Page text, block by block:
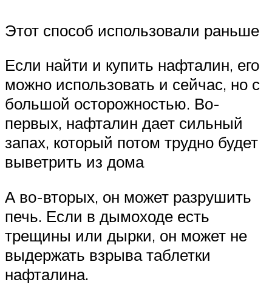
Этот способ использовали раньше
Если найти и купить нафталин, его
можно использовать и сейчас, но с
большой осторожностью. Во-
первых, нафталин дает сильный
запах, который потом трудно будет
выветрить из дома
А во-вторых, он может разрушить
печь. Если в дымоходе есть
трещины или дырки, он может не
выдержать взрыва таблетки
нафталина.